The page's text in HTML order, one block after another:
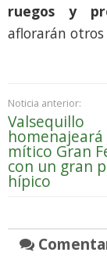
ruegos y
aflorarán
Noticia anterior:
Valsequillo
homenajeará
mítico Gran
con un gran
hípico